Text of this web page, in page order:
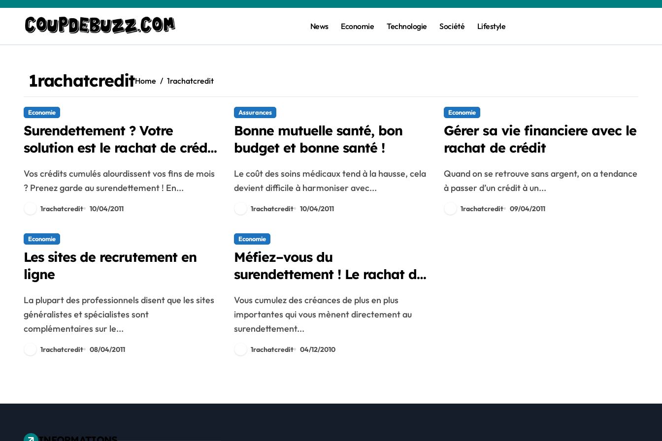
content
News Economie Technologie Société Lifestyle
1rachatcreditHome 1rachatcredit
Economie
Surendettement ? Votre
solution est le rachat de crédit
Vos crédits cumulés alourdissent vos fins de mois
? Prenez garde au surendettement ! En...
1rachatcredit 10/04/2011
Assurances
Bonne mutuelle santé, bon
budget et bonne santé !
Le coût des soins médicaux tend à la hausse, cela
devient difficile à harmoniser avec...
1rachatcredit 10/04/2011
Economie
Gérer sa vie financiere avec le
rachat de crédit
Quand on se retrouve sans argent, on a tendance
à passer d’un crédit à un...
1rachatcredit 09/04/2011
Economie
Les sites de recrutement en
ligne
La plupart des professionnels disent que les sites
généralistes et spécialistes sont
complémentaires sur le...
1rachatcredit 08/04/2011
Economie
Méfiez–vous du
surendettement ! Le rachat de
Vous cumulez des créances de plus en plus
importantes qui vous mènent directement au
surendettement...
1rachatcredit 04/12/2010